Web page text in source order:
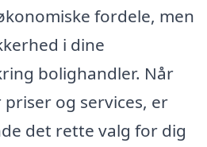
fordele, men
i dine
bolighandler. Når
og services, er
det rette valg for dig